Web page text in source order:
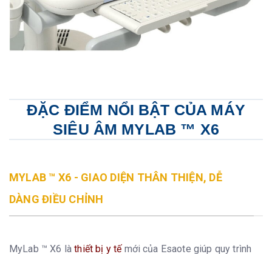
ĐẶC ĐIỂM NỔI BẬT CỦA MÁY
SIÊU ÂM MYLAB ™ X6
MYLAB ™ X6 - GIAO DIỆN THÂN THIỆN, DỄ
DÀNG ĐIỀU CHỈNH
MyLab ™ X6 làthiết bị y tếmới của Esaote giúp quy trình